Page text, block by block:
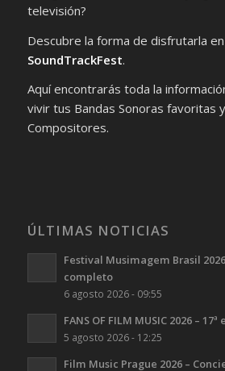
televisión?
Descubre la forma de disfrutarla
SoundTrackFest.
Aquí encontrarás toda la
vivir tus Bandas Sonoras favoritas
Compositores.
ÚLTIMAS NOTICIAS
Festival Musimagem Brasil
completo
6 agosto 2026 - 09:55
FANS OF FILM MUSIC 2026 –
5 agosto 2026 - 12:25
Film Music Prague 2026 –